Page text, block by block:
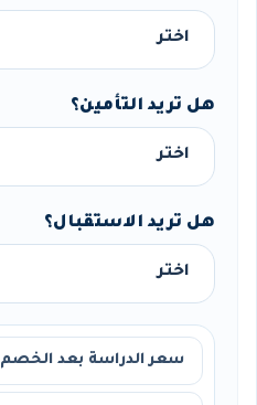
هل تريد التأمين؟
هل تريد الاستقبال؟
سعر الدراسة بعد الخصم